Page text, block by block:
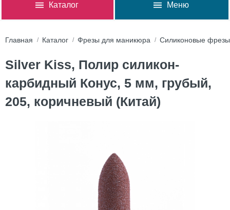
Каталог Меню
Главная Каталог Фрезы для маникюра Силиконовые
Silver Kiss, Полир силикон-
карбидный Конус, 5 мм, грубый,
205, коричневый (Китай)